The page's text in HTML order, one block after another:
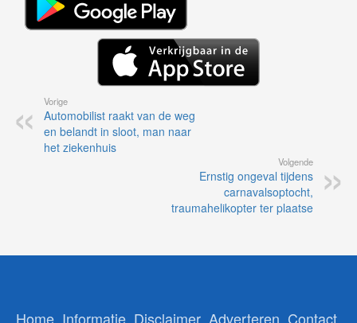
Vorige
Automobilist raakt van de weg
en belandt in sloot, man naar
het ziekenhuis
Volgende
Ernstig ongeval tijdens
carnavalsoptocht,
traumahelikopter ter plaatse
Home Informatie Disclaimer Adverteren Contact